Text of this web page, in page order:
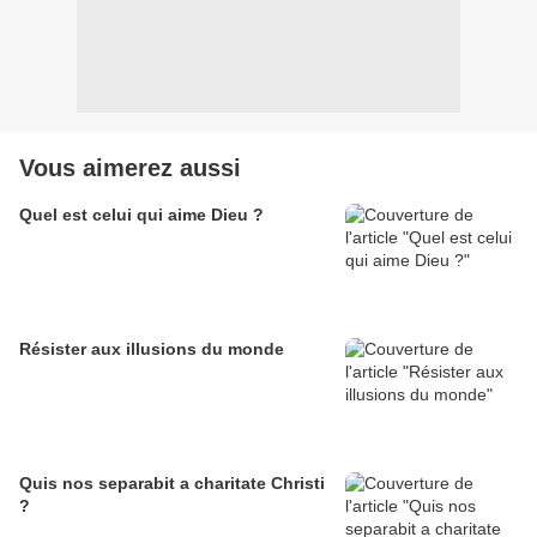
Vous aimerez aussi
Quel est celui qui aime Dieu ?
Résister aux illusions du monde
Quis nos separabit a charitate Christi
?